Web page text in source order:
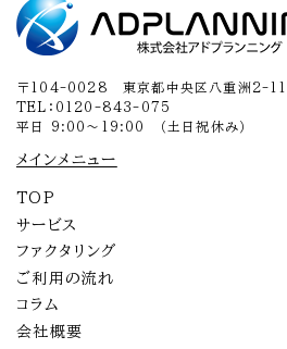
〒104-0028 東京都中央区八重洲2-11-
TEL：0120-843-075
平日 9:00～19:00 （土日祝休み）
メインメニュー
TOP
サービス
ファクタリング
ご利用の流れ
コラム
会社概要